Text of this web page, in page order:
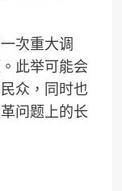
次重大调
此举可能会
众，同时也
问题上的长